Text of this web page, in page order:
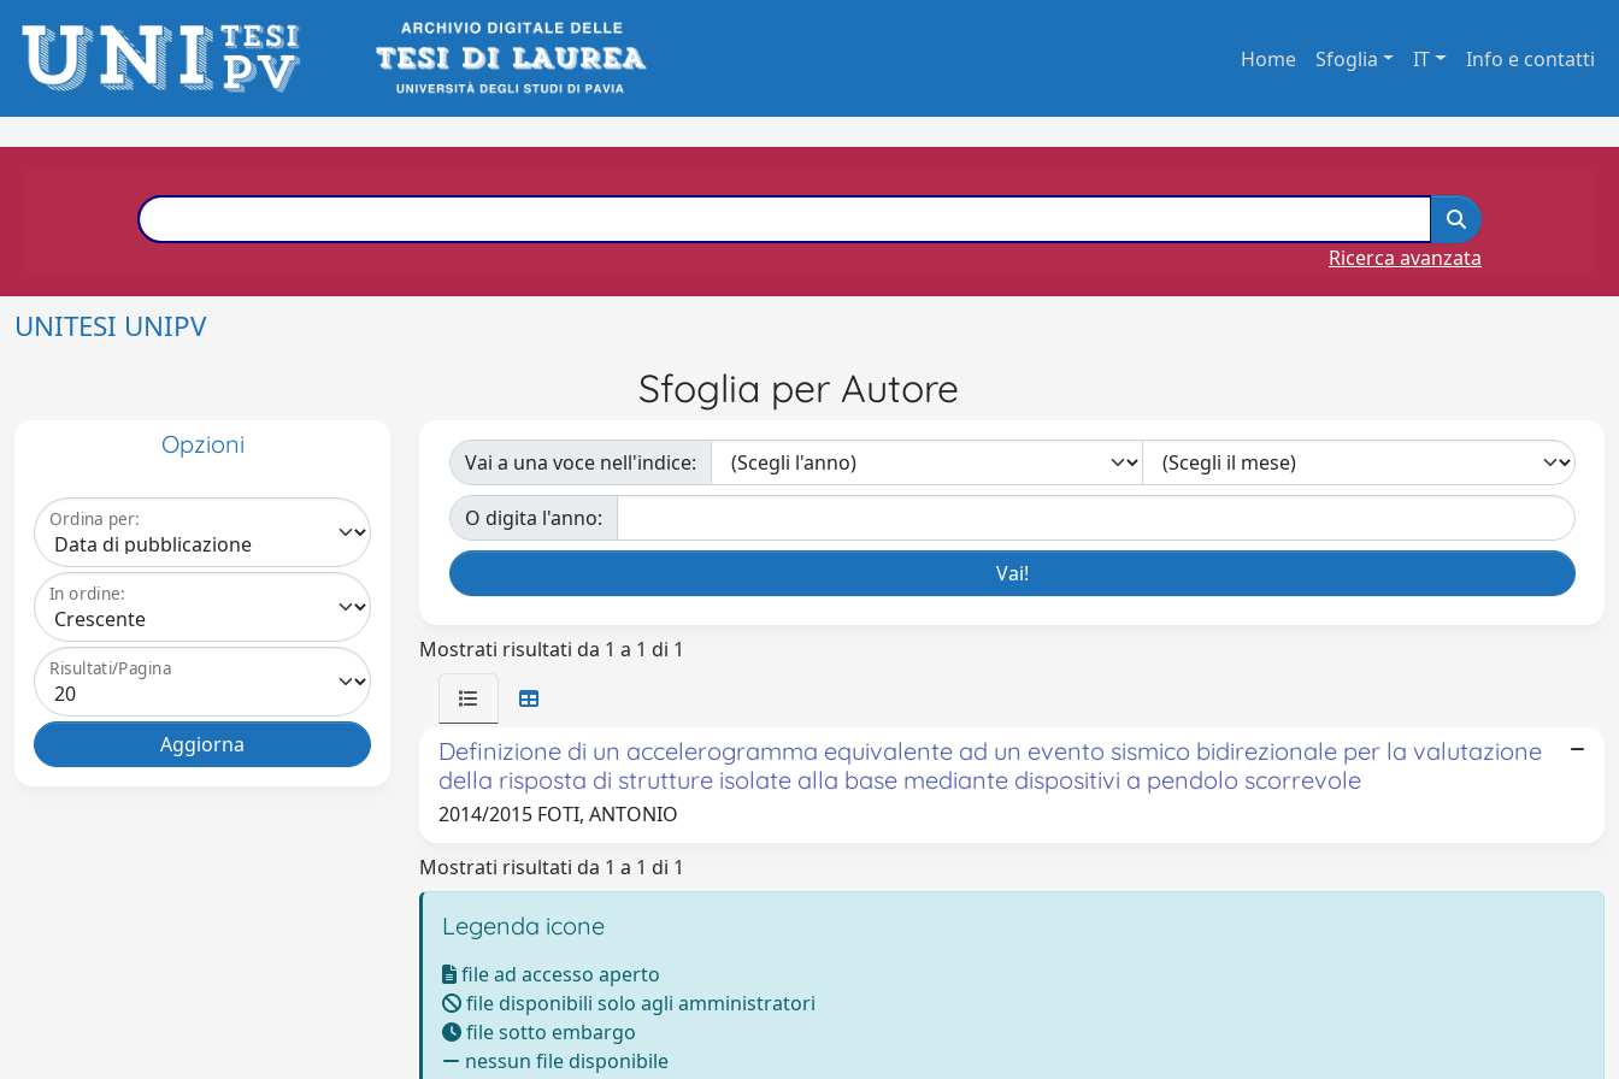
Home Sfoglia IT Info e contatti
Ricerca avanzata
UNITESI UNIPV
Sfoglia per Autore
Opzioni
Ordina per:
In ordine:
Risultati/Pagina
Vai a una voce nell'indice:
O digita l'anno:
Mostrati risultati da 1 a 1 di 1
Definizione di un accelerogramma equivalente ad un evento sismico bidirezionale per la valutazione
della risposta di strutture isolate alla base mediante dispositivi a pendolo scorrevole
2014/2015 FOTI, ANTONIO
Mostrati risultati da 1 a 1 di 1
Legenda icone
file ad accesso aperto
file disponibili solo agli amministratori
file sotto embargo
nessun file disponibile